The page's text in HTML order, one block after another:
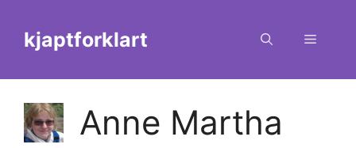
contentkjaptforklart Menu
Anne Martha